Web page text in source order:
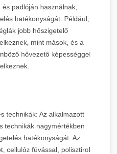
padlóján használnak,
hatékonyságát. Például,
jobb hőszigetelő
mint mások, és a
hővezető képességgel
technikák: Az alkalmazott
technikák nagymértékben
hatékonyságát. Az
cellulóz fúvással, polisztirol